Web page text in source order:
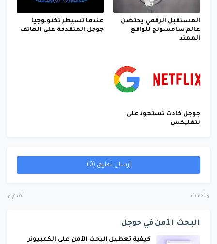
المستقبل الرقمي يحتضن
عالم سامسونج للواقع
الممتد
عندما تسيطر تكنولوجيا
جوجل المتقدمة على الهاتف
جوجل كادت تستحوذ على
نتفليكس
إرسال تعليق (0)
أحدث أقدم
البحث الآمن في جوجل
كيفية تعطيل البحث الآمن على الكمبيوتر